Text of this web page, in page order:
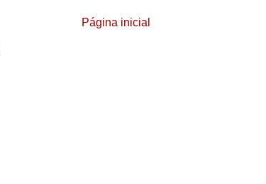
Página inicial